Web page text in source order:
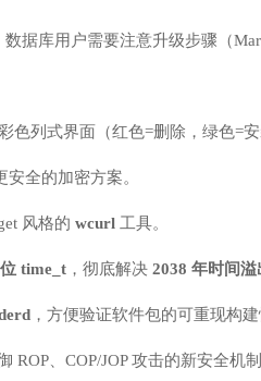
数据库用户需要注意升级步骤（
色列式界面（红色=删除，绿色=
全的加密方案。
风格的 wcurl 工具。
time_t ，彻底解决 2038 年时间溢
，方便验证软件包的可重现构建
、COP/JOP 攻击的新安全机制